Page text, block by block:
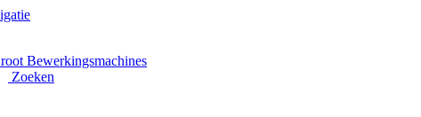
Bewerkingsmachines
Zoeken